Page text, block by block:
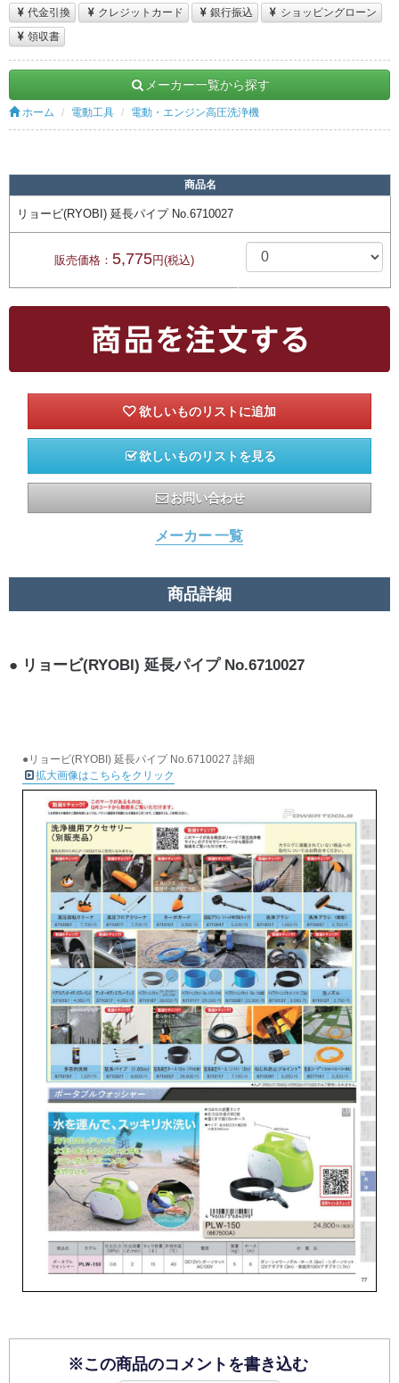
代金引換
クレジットカード 銀行振込
ショッピングローン
領収書
メーカー一覧から探す
ホーム 電動工具 電動・エンジン高圧洗浄機
商品名
リョービ(RYOBI) 延長パイプ No.6710027
販売価格： 5,775円(税込)
欲しいものリストを見る
お問い合わせ
メーカー 一覧
商品詳細
リョービ(RYOBI) 延長パイプ No.6710027
●リョービ(RYOBI) 延長パイプ No.6710027 詳細
拡大画像はこちらをクリック
※この商品のコメントを書き込む